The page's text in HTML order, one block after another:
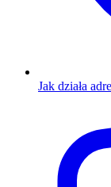
Jak działa